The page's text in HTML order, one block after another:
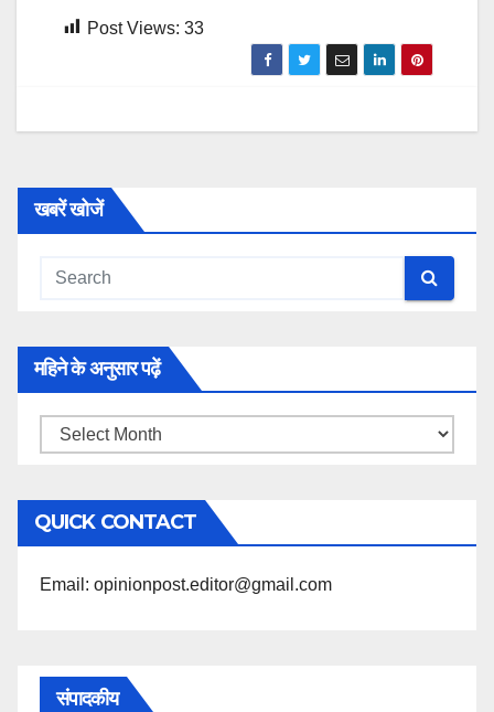
Post Views: 33
खबरें खोजें
महिने के अनुसार पढ़ें
महिने
अनुसार
पढ़ें
QUICK CONTACT
Email: opinionpost.editor@gmail.com
संपादकीय